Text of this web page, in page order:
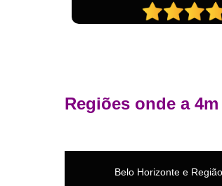
Regiões onde a
Belo Horizonte e